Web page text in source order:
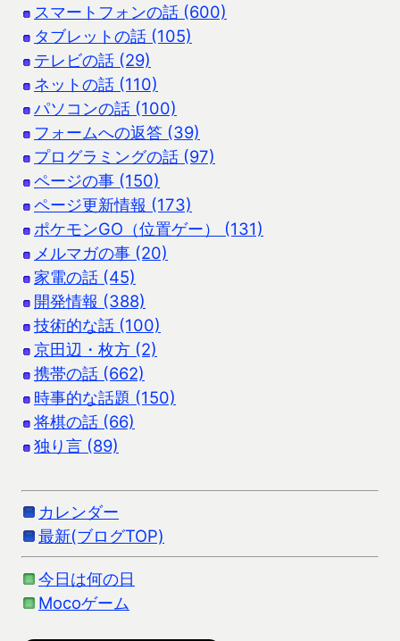
スマートフォンの話 (600)
タブレットの話 (105)
テレビの話 (29)
ネットの話 (110)
パソコンの話 (100)
フォームへの返答 (39)
プログラミングの話 (97)
ページの事 (150)
ページ更新情報 (173)
ポケモンGO（位置ゲー） (131)
メルマガの事 (20)
家電の話 (45)
開発情報 (388)
技術的な話 (100)
京田辺・枚方 (2)
携帯の話 (662)
時事的な話題 (150)
将棋の話 (66)
独り言 (89)
カレンダー
最新(ブログTOP)
今日は何の日
Mocoゲーム